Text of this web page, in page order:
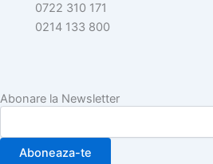
0722 310 171
0214 133 800
Abonare la Newsletter
Aboneaza-te